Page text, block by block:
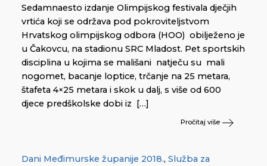
Sedamnaesto izdanje Olimpijskog festivala dječjih
vrtića koji se održava pod pokroviteljstvom
Hrvatskog olimpijskog odbora (HOO) obilježeno je
u Čakovcu, na stadionu SRC Mladost. Pet sportskih
disciplina u kojima se mališani natječu su mali
nogomet, bacanje loptice, trčanje na 25 metara,
štafeta 4×25 metara i skok u dalj, s više od 600
djece predškolske dobi iz […]
Pročitaj više
Dani Međimurske županije 2018., Služba za